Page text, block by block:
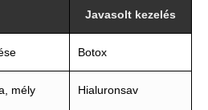
Javasolt kezelés
Botox
mély
Hialuronsav